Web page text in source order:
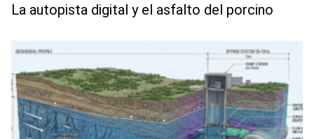
La autopista digital y el asfalto del porcino